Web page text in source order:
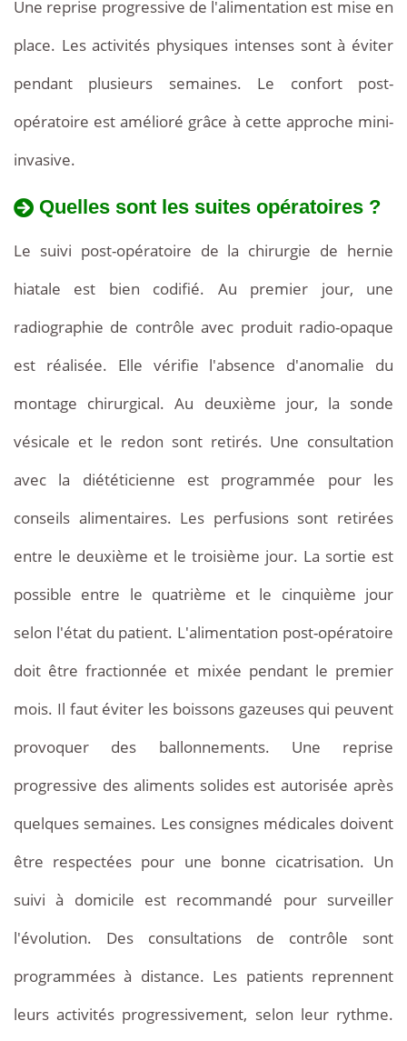
Une reprise progressive de l'alimentation est mise en
place. Les activités physiques intenses sont à éviter
pendant plusieurs semaines. Le confort post-
opératoire est amélioré grâce à cette approche mini-
invasive.
Quelles sont les suites opératoires ?
Le suivi post-opératoire de la chirurgie de hernie
hiatale est bien codifié. Au premier jour, une
radiographie de contrôle avec produit radio-opaque
est réalisée. Elle vérifie l'absence d'anomalie du
montage chirurgical. Au deuxième jour, la sonde
vésicale et le redon sont retirés. Une consultation
avec la diététicienne est programmée pour les
conseils alimentaires. Les perfusions sont retirées
entre le deuxième et le troisième jour. La sortie est
possible entre le quatrième et le cinquième jour
selon l'état du patient. L'alimentation post-opératoire
doit être fractionnée et mixée pendant le premier
mois. Il faut éviter les boissons gazeuses qui peuvent
provoquer des ballonnements. Une reprise
progressive des aliments solides est autorisée après
quelques semaines. Les consignes médicales doivent
être respectées pour une bonne cicatrisation. Un
suivi à domicile est recommandé pour surveiller
l'évolution. Des consultations de contrôle sont
programmées à distance. Les patients reprennent
leurs activités progressivement, selon leur rythme.